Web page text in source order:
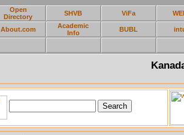
Open
Directory
SHVB ViFa
About.com
Academic
Info
BUBL